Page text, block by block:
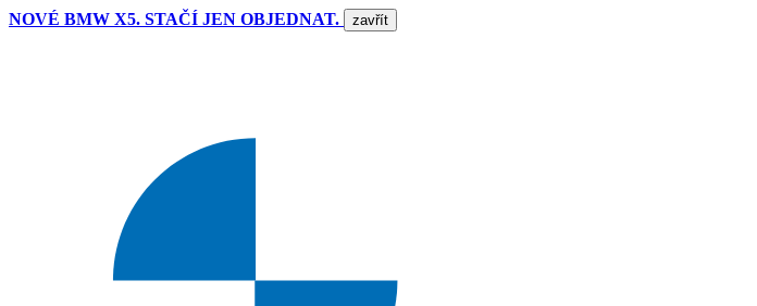
NOVÉ BMW X5. STAČÍ JEN OBJEDNAT. zavřít